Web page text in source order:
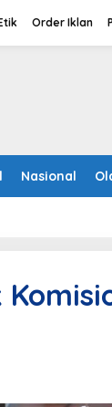
Order Iklan
Nasional